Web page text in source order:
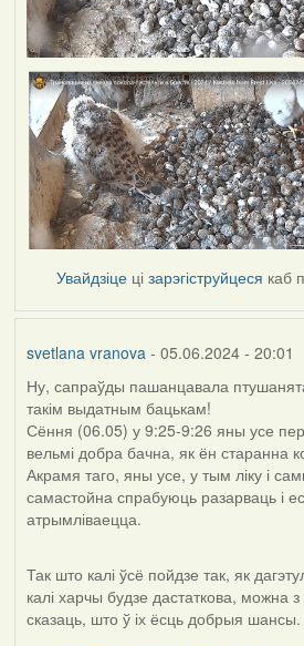
Увайдзіце цізарэгіструйцеся каб
svetlana vranova- 05.06.2024 - 20:01
Ну, сапраўды пашанцавала
такім выдатным бацькам!
Сёння (06.05) у 9:25-9:26 яны усе
вельмі добра бачна, як ён старанна
Акрамя таго, яны усе, у тым ліку і
самастойна спрабуюць разарваць і
атрымліваецца.
Так што калі ўсё пойдзе так, як
калі харчы будзе дастаткова, можна
сказаць, што ў іх ёсць добрыя шансы.